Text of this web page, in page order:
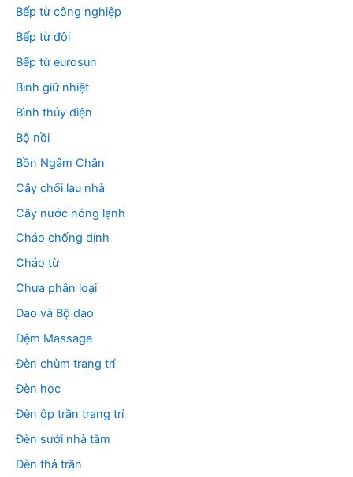
Bếp từ công nghiệp
Bếp từ đôi
Bếp từ eurosun
Bình giữ nhiệt
Bình thủy điện
Bộ nồi
Bồn Ngâm Chân
Cây chổi lau nhà
Cây nước nóng lạnh
Chảo chống dính
Chảo từ
Chưa phân loại
Dao và Bộ dao
Đệm Massage
Đèn chùm trang trí
Đèn học
Đèn ốp trần trang trí
Đèn sưởi nhà tắm
Đèn thả trần